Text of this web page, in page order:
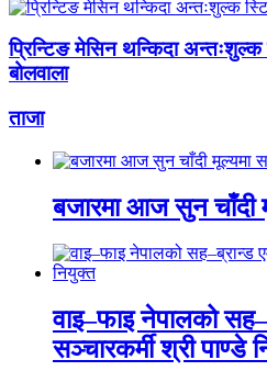
प्रिन्टिङ मेसिन थन्किदा अन्तःशुल्क
बोलवाला
ताजा
बजारमा आज सुन चाँदी
वाइ–फाइ नेपालको
सञ्चारकर्मी श्री पाण्डे